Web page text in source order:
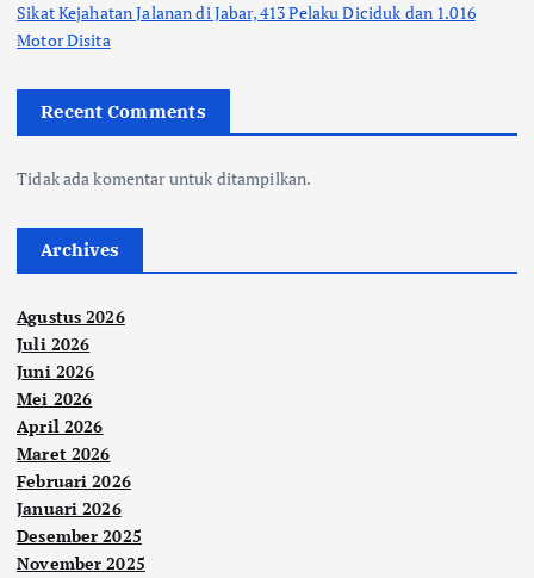
Sikat Kejahatan Jalanan di Jabar, 413 Pelaku Diciduk dan 1.016
Motor Disita
Recent Comments
Tidak ada komentar untuk ditampilkan.
Archives
Agustus 2026
Juli 2026
Juni 2026
Mei 2026
April 2026
Maret 2026
Februari 2026
Januari 2026
Desember 2025
November 2025